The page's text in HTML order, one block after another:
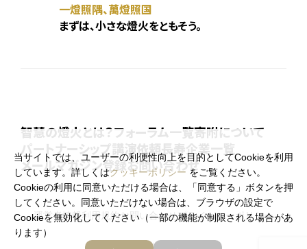
一燈照隅、萬燈照国
まずは、小さな燈火をともそう。
智慧の燈火とは？フォーラム一覧寄附について
パートナーシップ講演依頼長寿企業一覧
メールマガジン登録お問い合わせ
運営者情報 利用規約お問い合わせプライバシーポリシー
メールマガジン登録
当サイトでは、ユーザーの利便性向上を目的としてCookieを利用
しています。詳しくはクッキーポリシー をご覧ください。
Cookieの利用に同意いただける場合は、「同意する」ボタンを押
してください。同意いただけない場合は、ブラウザの設定で
Cookieを無効化してください（一部の機能が制限される場合があ
ります）